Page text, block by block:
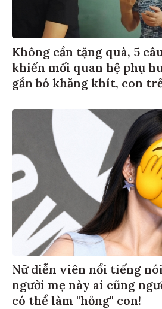
Không cần tặng quà, 5
khiến mối quan hệ phụ
gắn bó khăng khít, con
Nữ diễn viên nổi tiếng
người mẹ này ai cũng
có thể làm "hỏng" con!